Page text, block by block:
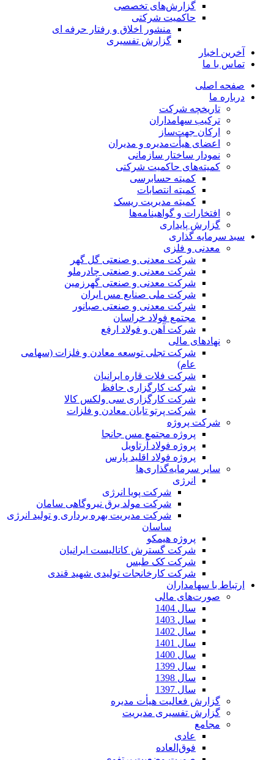
گزارش‌های تخصصی
حاکمیت شرکتی
منشور اخلاق و رفتار حرفه­ ای
گزارش تفسیری
آخرین اخبار
تماس با ما
صفحه اصلی
درباره ما
تاریخچه شرکت
ترکیب سهامداران
ارکان جهت‌ساز
اعضای هیأت‌مدیره و مدیران
نمودار ساختار سازمانی
کمیته‌های حاکمیت شرکتی
کمیته حسابرسی
کمیته انتصابات
کمیته مدیریت ریسک
افتخارات و گواهینامه‌ها
گزارش پایداری
سبد سرمایه گذاری
معدنی و فلزی
شرکت معدنی و صنعتی گل گهر
شرکت معدنی و صنعتی چادرملو
شرکت معدنی و صنعتی گهرزمین
شرکت ملی صنایع مس ایران
شرکت معدنی و صنعتی صبانور
مجتمع فولاد خراسان
شرکت آهن و فولاد ارفع
نهادهای مالی
شرکت تجلی توسعه معادن و فلزات (سهامی
عام)
شرکت فلات قاره ایرانیان
شرکت کارگزاری حافظ
شرکت کارگزاری سی ولکس کالا
شرکت پرتو تابان معادن و فلزات
شرکت پروژه
پروژه مجتمع مس جانجا
پروژه فولاد آرتاویل
پروژه فولاد اقلید پارس
سایر سرمایه‌گذاری‌ها
انرژی
شرکت پویا انرژی
شرکت مولد برق نیروگاهی سامان
شرکت مدیریت بهره برداری و تولید انرژی
ساسان
پروژه هیمکو
شرکت گسترش کاتالیست ایرانیان
شرکت کک طبس
شرکت کارخانجات تولیدی شهید قندی
ارتباط با سهامداران
صورت‌های مالی
سال 1404
سال 1403
سال 1402
سال 1401
سال 1400
سال 1399
سال 1398
سال 1397
گزارش فعالیت هیأت مدیره
گزارش تفسیری مدیریت
مجامع
عادی
فوق‌العاده